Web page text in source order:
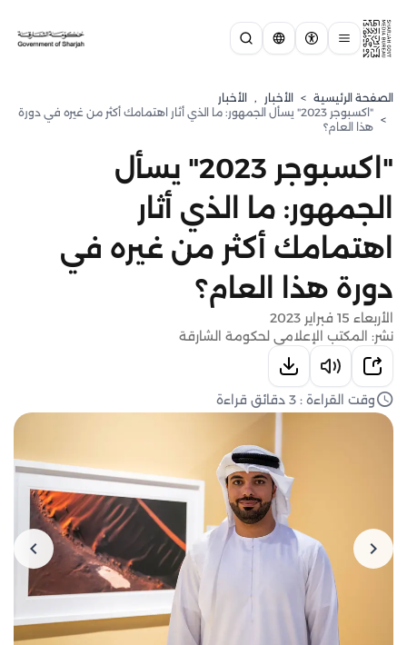
الصفحة الرئيسية > الأخبار , الأخبار
>
"اكسبوجر 2023" يسأل الجمهور: ما الذي أثار اهتمامك أكثر من غيره في دورة
هذا العام؟
"اكسبوجر 2023" يسأل
الجمهور: ما الذي أثار
اهتمامك أكثر من غيره في
دورة هذا العام؟
الأربعاء 15 فبراير 2023
نشر: المكتب الإعلامي لحكومة الشارقة
وقت القراءة : 3 دقائق قراءة